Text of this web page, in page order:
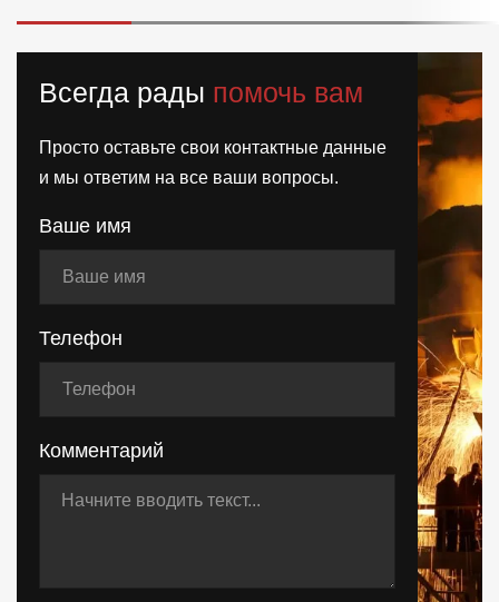
Всегда рады помочь вам
Просто оставьте свои контактные данные
и мы ответим на все ваши вопросы.
Ваше имя
Телефон
Комментарий